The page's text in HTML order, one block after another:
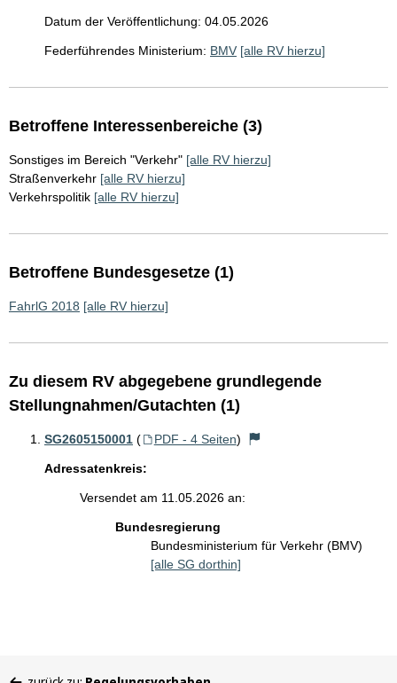
Datum der Veröffentlichung: 04.05.2026
Federführendes Ministerium: BMV [alle RV hierzu]
Betroffene Interessenbereiche (3)
Sonstiges im Bereich "Verkehr" [alle RV hierzu]
Straßenverkehr [alle RV hierzu]
Verkehrspolitik [alle RV hierzu]
Betroffene Bundesgesetze (1)
FahrlG 2018 [alle RV hierzu]
Zu diesem RV abgegebene grundlegende
Stellungnahmen/Gutachten (1)
SG2605150001 ( PDF - 4 Seiten)
Adressatenkreis:
Versendet am 11.05.2026 an:
Bundesregierung
Bundesministerium für Verkehr (BMV)
[alle SG dorthin]